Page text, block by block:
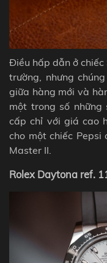
Điều hấp dẫn ở chiếc
trường, nhưng
giữa hàng mới và
một trong số
cấp chỉ với giá cao
cho một chiếc
Master II.
Rolex Daytona ref.